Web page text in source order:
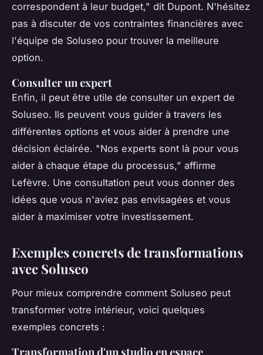
correspondent à leur budget," dit Dupont. N'hésitez
pas à discuter de vos contraintes financières avec
l'équipe de Soluseo pour trouver la meilleure
option.
Consulter un expert
Enfin, il peut être utile de consulter un expert de
Soluseo. Ils peuvent vous guider à travers les
différentes options et vous aider à prendre une
décision éclairée. "Nos experts sont là pour vous
aider à chaque étape du processus," affirme
Lefèvre. Une consultation peut vous donner des
idées que vous n'aviez pas envisagées et vous
aider à maximiser votre investissement.
Exemples concrets de transformations
avec Soluseo
Pour mieux comprendre comment Soluseo peut
transformer votre intérieur, voici quelques
exemples concrets :
Transformation d'un studio en espace